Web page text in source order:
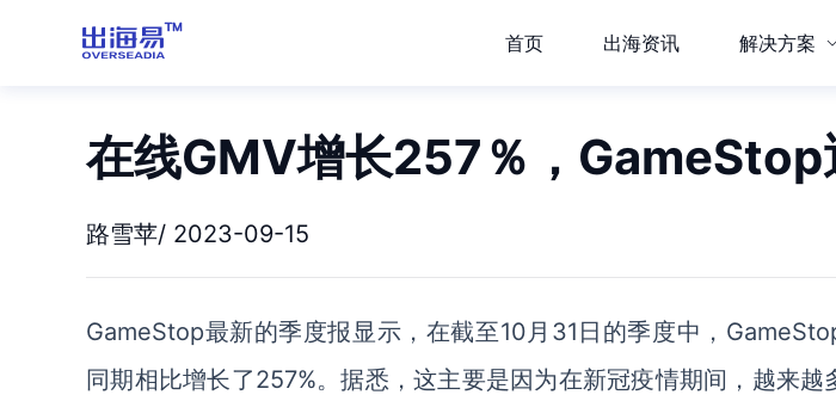
首页 出海资讯 解决方案
在线GMV增长257％，GameStop
路雪苹/ 2023-09-15
GameStop最新的季度报显示，在截至10月31日的季度中，
同期相比增长了257%。据悉，这主要是因为在新冠疫情期间，越来